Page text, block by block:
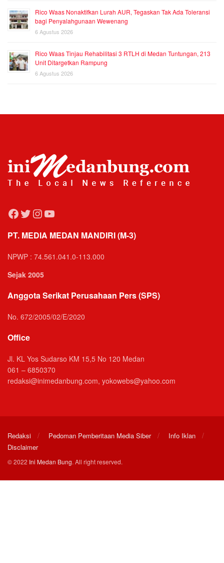
Rico Waas Nonaktifkan Lurah AUR, Tegaskan Tak Ada Toleransi
bagi Penyalahgunaan Wewenang
6 Agustus 2026
Rico Waas Tinjau Rehabilitasi 3 RTLH di Medan Tuntungan, 213
Unit Ditargetkan Rampung
6 Agustus 2026
Facebook
Twitter
Instagram
YouTube
PT. MEDIA MEDAN MANDIRI (M-3)
NPWP : 74.561.041.0-113.000
Sejak 2005
Anggota Serikat Perusahaan Pers (SPS)
No. 672/2005/02/E/2020
Office
Jl. KL Yos Sudarso KM 15,5 No 120 Medan
061 – 6850370
redaksi@inimedanbung.com, yokowebs@yahoo.com
Redaksi Pedoman Pemberitaan Media Siber
Info Iklan
Disclaimer
© 2022 Ini Medan Bung. All right reserved.